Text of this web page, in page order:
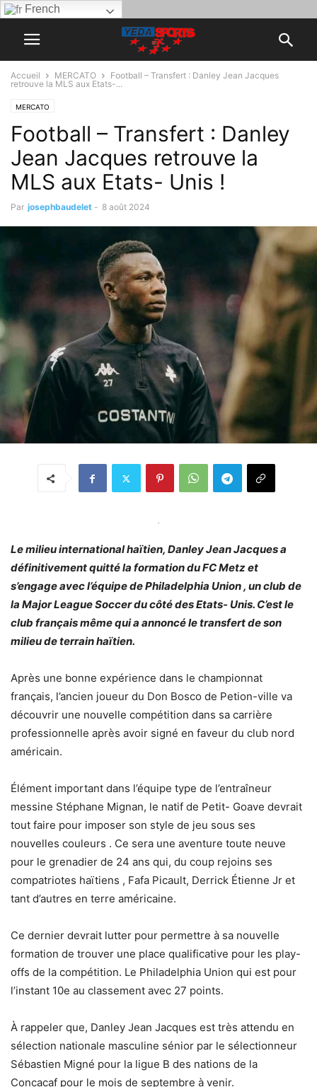
French
Accueil MERCATO
Football – Transfert : Danley Jean Jacques
retrouve la MLS aux Etats-...
MERCATO
Football – Transfert : Danley
Jean Jacques retrouve la
MLS aux Etats- Unis !
Par josephbaudelet - 8 août 2024
Le milieu international haïtien, Danley Jean Jacques a
définitivement quitté la formation du FC Metz et
s’engage avec l’équipe de Philadelphia Union , un club de
la Major League Soccer du côté des Etats- Unis. C’est le
club français même qui a annoncé le transfert de son
milieu de terrain haïtien.
Après une bonne expérience dans le championnat
français, l’ancien joueur du Don Bosco de Petion-ville va
découvrir une nouvelle compétition dans sa carrière
professionnelle après avoir signé en faveur du club nord
américain.
Élément important dans l’équipe type de l’entraîneur
messine Stéphane Mignan, le natif de Petit- Goave devrait
tout faire pour imposer son style de jeu sous ses
nouvelles couleurs . Ce sera une aventure toute neuve
pour le grenadier de 24 ans qui, du coup rejoins ses
compatriotes haïtiens , Fafa Picault, Derrick Étienne Jr et
tant d’autres en terre américaine.
Ce dernier devrait lutter pour permettre à sa nouvelle
formation de trouver une place qualificative pour les play-
offs de la compétition. Le Philadelphia Union qui est pour
l’instant 10e au classement avec 27 points.
À rappeler que, Danley Jean Jacques est très attendu en
sélection nationale masculine sénior par le sélectionneur
Sébastien Migné pour la ligue B des nations de la
Concacaf pour le mois de septembre à venir.